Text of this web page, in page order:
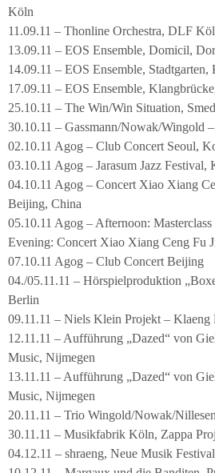
Köln
11.09.11 – Thonline Orchestra, DLF
13.09.11 – EOS Ensemble, Domicil,
14.09.11 – EOS Ensemble, Stadtgarten,
17.09.11 – EOS Ensemble,
25.10.11 – The Win/Win Situation,
30.10.11 – Gassmann/Nowak/Wingold
02.10.11 Agog – Club Concert Seoul,
03.10.11 Agog – Jarasum Jazz Festival,
04.10.11 Agog – Concert Xiao Xiang
Beijing, China
05.10.11 Agog – Afternoon:
Evening: Concert Xiao Xiang Ceng Fu
07.10.11 Agog – Club Concert Beijing
04./05.11.11 – Hörspielproduktion
Berlin
09.11.11 – Niels Klein Projekt – Klaeng
12.11.11 – Aufführung „Dazed“ von
Music, Nijmegen
13.11.11 – Aufführung „Dazed“ von
Music, Nijmegen
20.11.11 – Trio Wingold/Nowak/
30.11.11 – Musikfabrik Köln, Zappa
04.12.11 – shraeng, Neue Musik